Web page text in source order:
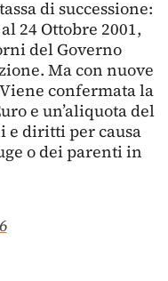
di successione:
24 Ottobre 2001,
del Governo
Ma con nuove
confermata la
e un’aliquota del
e diritti per causa
o dei parenti in